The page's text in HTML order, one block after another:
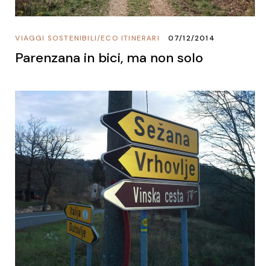
ECO ITINERARI
/
VIAGGI SOSTENIBILI 07/12/2014
Parenzana in bici, ma non solo